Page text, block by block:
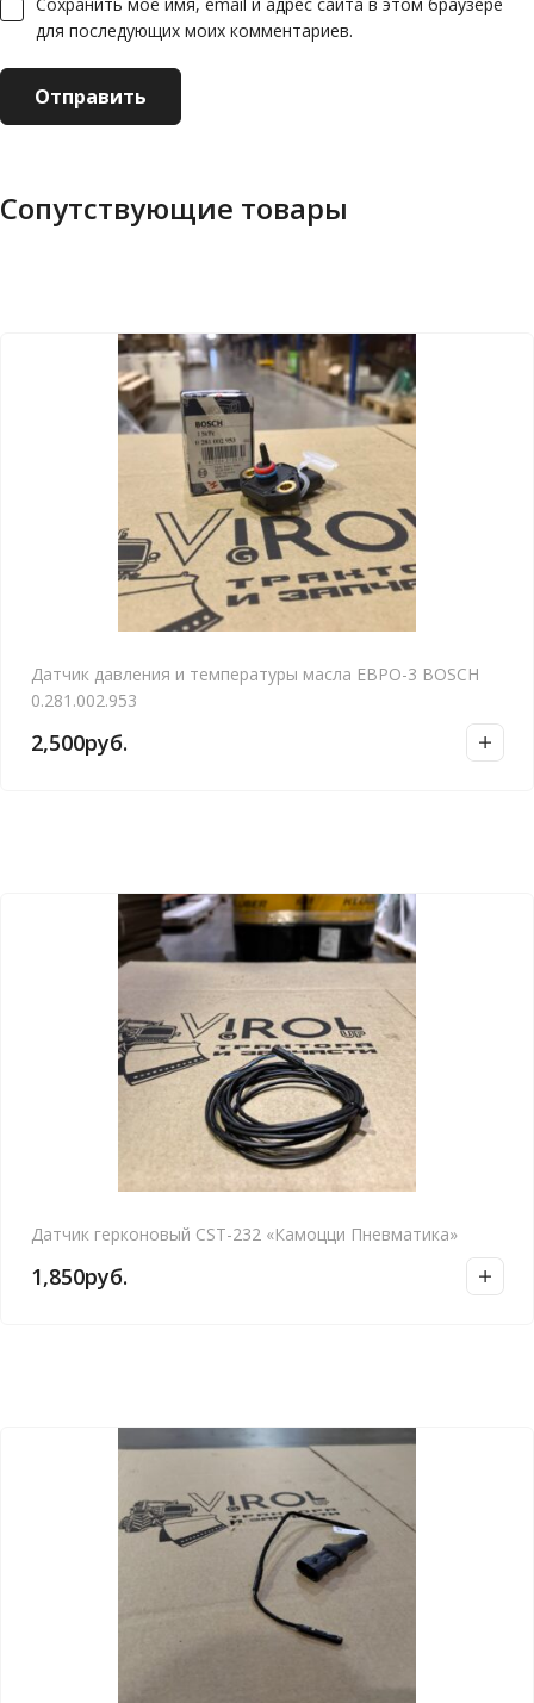
Сохранить моё имя, email и адрес сайта в этом браузере
для последующих моих комментариев.
Сопутствующие товары
Датчик давления и температуры масла ЕВРО-3 BOSCH
0.281.002.953
2,500руб.
Датчик герконовый CST-232 «Камоцци Пневматика»
1,850руб.